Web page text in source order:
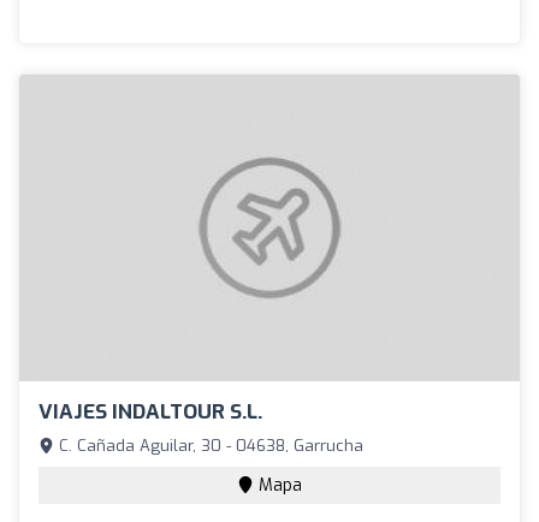
VIAJES INDALTOUR S.L.
C. Cañada Aguilar, 30 - 04638, Garrucha
Mapa